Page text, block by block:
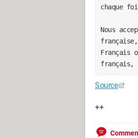
chaque
Nous
Français
français,
Source
++